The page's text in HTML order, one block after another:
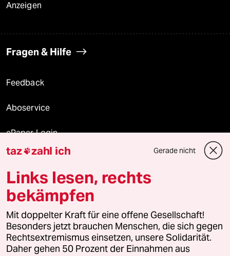
Anzeigen
Fragen & Hilfe
Feedback
Aboservice
ePaper Login
Downloads für Abonnierende
© 2026 taz Verlags und Vertriebs GmbH
Alle Rechte vorbehalten. Bei rechtlichen Fragen oder für Genehmigungen
wenden Sie sich bitte an
lizenzen@taz.de
Feedback Redaktionsstatut Kommune-Richtlinien
taz zahl ich Gerade nicht
Links lesen, rechts
bekämpfen
Mit doppelter Kraft für eine offene Gesellschaft!
Besonders jetzt brauchen Menschen, die sich gegen
Rechtsextremismus einsetzen, unsere Solidarität.
Daher gehen 50 Prozent der Einnahmen aus